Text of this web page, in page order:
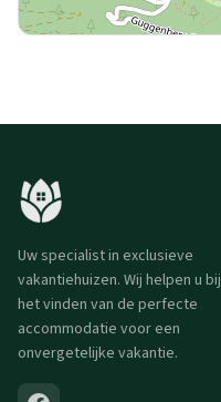
Uw specialist in exclusieve
vakantiehuizen. Wij helpen u bij
het vinden van de perfecte
accommodatie voor een
onvergetelijke vakantie.